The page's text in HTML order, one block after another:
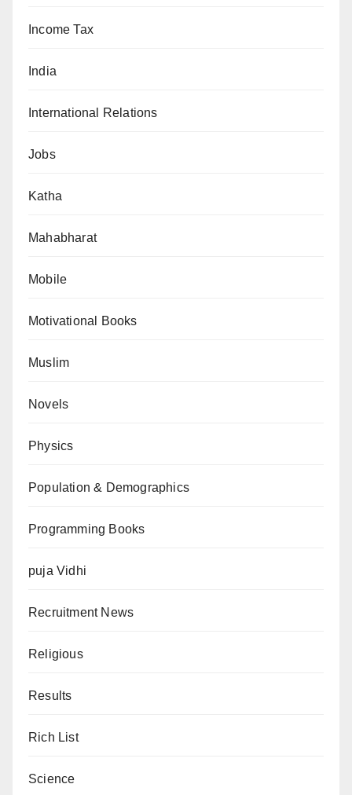
Income Tax
India
International Relations
Jobs
Katha
Mahabharat
Mobile
Motivational Books
Muslim
Novels
Physics
Population & Demographics
Programming Books
puja Vidhi
Recruitment News
Religious
Results
Rich List
Science